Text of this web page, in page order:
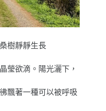
樹靜靜生長
瑩欲滴。陽光灑下，
飄著一種可以被呼吸